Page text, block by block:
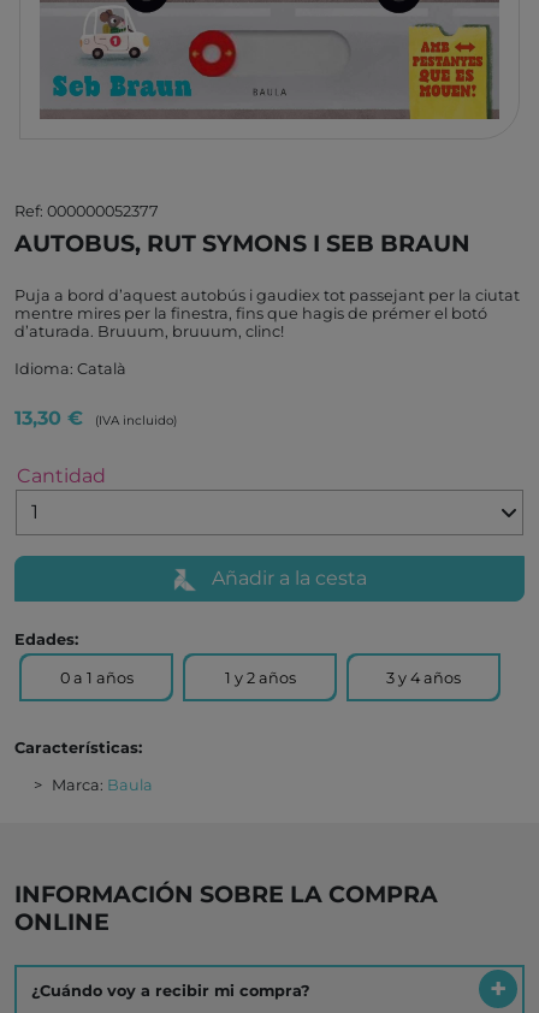
Ref: 000000052377
AUTOBUS, RUT SYMONS I SEB BRAUN
Puja a bord d’aquest autobús i gaudiex tot passejant per la ciutat
mentre mires per la finestra, fins que hagis de prémer el botó
d’aturada. Bruuum, bruuum, clinc!
Idioma: Català
13,30 € (IVA incluido)
Cantidad
Añadir a la cesta
Edades:
0 a 1 años 1 y 2 años 3 y 4 años
Características:
Marca: Baula
INFORMACIÓN SOBRE LA COMPRA
ONLINE
¿Cuándo voy a recibir mi compra?